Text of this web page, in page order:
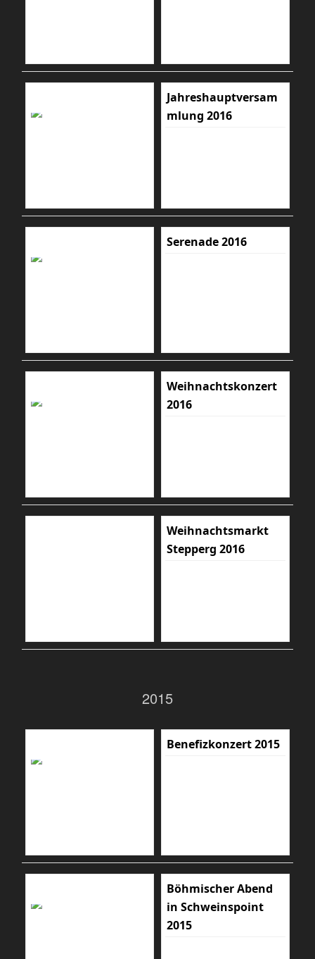
Jahreshauptversam
mlung 2016
Serenade 2016
Weihnachtskonzert
2016
Weihnachtsmarkt
Stepperg 2016
2015
Benefizkonzert 2015
Böhmischer Abend
in Schweinspoint
2015